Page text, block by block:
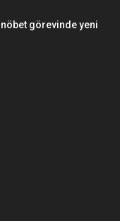
görevinde yeni